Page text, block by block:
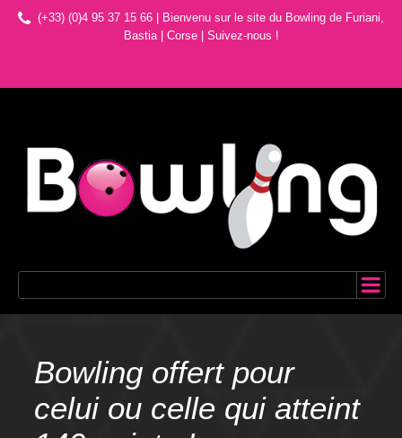
(+33) (0)4 95 37 15 66 | Bienvenu sur le site du Bowling de Furiani,
Bastia | Corse| Suivez-nous !
Bowling offert pour
celui ou celle qui atteint